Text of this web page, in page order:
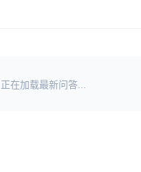
正在加载最新问答...